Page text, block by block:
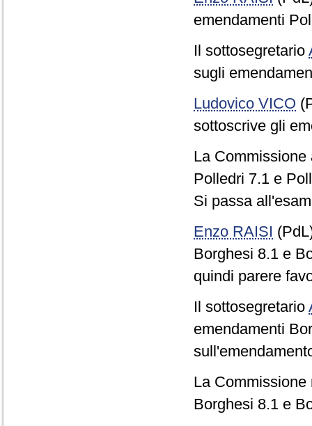
emendamenti
Il sottosegretario
sugli
Ludovico VICO
sottoscrive gli
La
Polledri 7.1 e
Si passa
Enzo RAISI
Borghesi 8.1 e
quindi parere
Il sottosegretario
emendamenti
La
Borghesi 8.1 e